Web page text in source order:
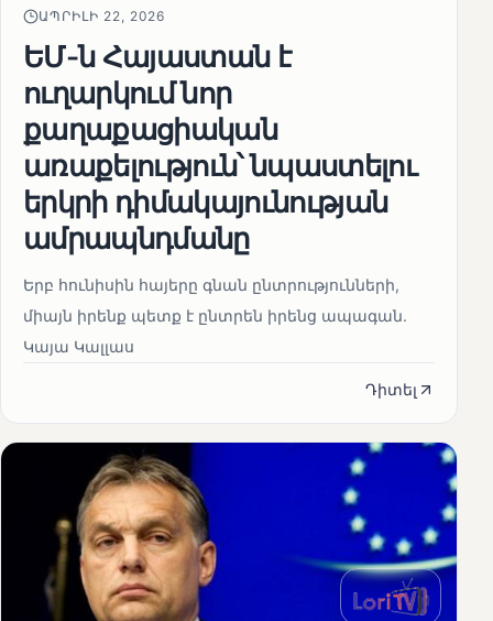
ԱՊՐԻԼԻ 22, 2026
ԵՄ-ն Հայաստան է
ուղարկում նոր
քաղաքացիական
առաքելություն՝ նպաստելու
երկրի դիմակայունության
ամրապնդմանը
Երբ հունիսին հայերը գնան ընտրությունների,
միայն իրենք պետք է ընտրեն իրենց ապագան.
Կայա Կալլաս
Դիտել